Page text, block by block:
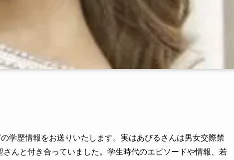
学歴情報をお送りいたします。実はあびるさんは男女交際禁
んと付き合っていました。学生時代のエピソードや情報、若